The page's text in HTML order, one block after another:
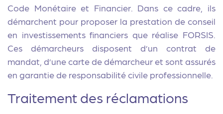
Code Monétaire et Financier. Dans ce cadre, ils
démarchent pour proposer la prestation de conseil
en investissements financiers que réalise FORSIS.
Ces démarcheurs disposent d’un contrat de
mandat, d’une carte de démarcheur et sont assurés
en garantie de responsabilité civile professionnelle.
Traitement des réclamations